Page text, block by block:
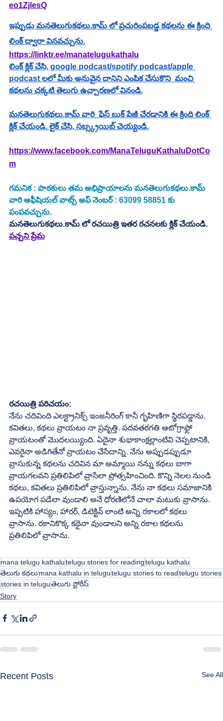
eo1ZjlesQ
ఇప్పుడు మనతెలుగుకథలు.కామ్ లో ప్రచురింపబడ్డ కథలను ఈ క్రింది
లింక్ ద్వారా వినవచ్చును.
https://linktr.ee/manatelugukathalu
లింక్ క్లిక్ చేసి, google podcast/spotify podcast/apple
podcast లలో మీకు అనువైన దానిని ఎంపిక చేసుకొని  మంచి
కథలను చక్కటి తెలుగు ఉచ్చారణలో వినండి.
మనతెలుగుకథలు.కామ్ వారి  ఫేస్ బుక్ పేజీ చేరడానికి ఈ క్రింది లింక్
క్లిక్ చేయండి. లైక్ చేసి, సబ్స్క్రయిబ్ చెయ్యండి.
https://www.facebook.com/ManaTeluguKathaluDotCo
m
గమనిక : పాఠకులు తమ అభిప్రాయాలను మనతెలుగుకథలు.కామ్
వారి అఫీషియల్ వాట్స్ అప్ నెంబర్ : 63099 58851 కు
పంపవచ్చును.
మనతెలుగుకథలు.కామ్ లో రచయిత్రి ఇతర రచనలకు క్లిక్ చేయండి.
పచ్చని ప్రేమ
రచయిత్రి పరిచయం:
నేను చదివింది ఎలక్ట్రానిక్స్ ఇంజనీరింగ్ కానీ గృహిణిగా స్థిరపడ్డాను.
కవితలు, కథలు వ్రాయటం నా ప్రవృత్తి. పదవతరగతి ఆటోగ్రాఫ్లో
వ్రాయటంతో మొదలయ్యింది. ఏదైనా శుభాకాంక్షల్లాంటివి చెప్పటానికి,
ఎవరైనా అడిగితేనో వ్రాయటం చేసేదాన్ని. నేను అప్పుడప్పుడూ
వ్రాసుకున్న కథలను చదివిన మా అమ్మాయి నన్ను కథలు బాగా
వ్రాయగలవని ప్రతిలిపిలో వ్రాసేలా ప్రోత్సహించింది. కొన్ని నెలల నుండి
కథలు, కవితలు ప్రతిలిపిలో వ్రాస్తున్నాను. నేను నా కథలు సమాజానికి
ఉపయోగ పడేలా వుండాలి అనే ధోరణిలోనే చాలా మటుకు వ్రాసాను.
ఇప్పటికి హాస్యం, హారర్, డిటెక్టివ్ లాంటి అన్ని రకాలలో కథలు
వ్రాసాను. రకానికొక్క కథైనా వుండాలని అన్ని రకాల కథలను
ప్రతిలిపిలో వ్రాసాను.
mana telugu kathalutelugu stories for readingtelugu kathalu
తెలుగు కథలుmana kathalu in telugutelugu stories to readtelugu stories
stories in teluguతెలుగు స్టోరీస్
Story
Recent Posts See All